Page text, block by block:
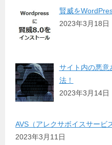
賢威を
2023年3月18日
サイト内の悪意
法！
2023年3月14日
AVS（アレクサボイスサービ
2023年3月11日